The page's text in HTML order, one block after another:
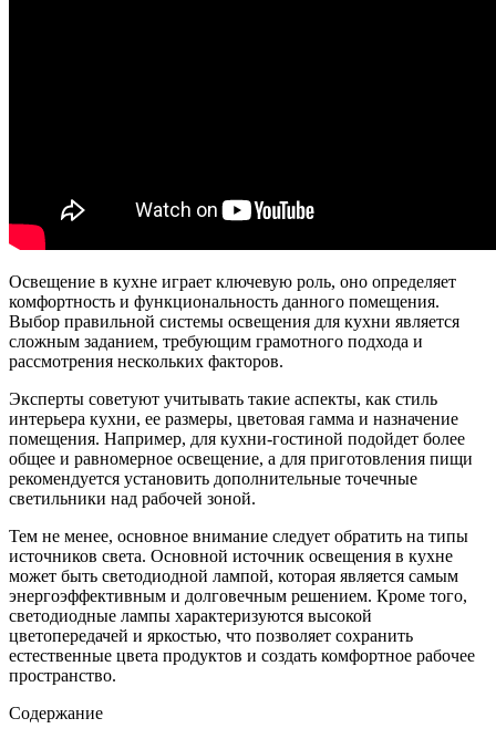
Освещение в кухне играет ключевую роль, оно определяет
комфортность и функциональность данного помещения.
Выбор правильной системы освещения для кухни является
сложным заданием, требующим грамотного подхода и
рассмотрения нескольких факторов.
Эксперты советуют учитывать такие аспекты, как стиль
интерьера кухни, ее размеры, цветовая гамма и назначение
помещения. Например, для кухни-гостиной подойдет более
общее и равномерное освещение, а для приготовления пищи
рекомендуется установить дополнительные точечные
светильники над рабочей зоной.
Тем не менее, основное внимание следует обратить на типы
источников света. Основной источник освещения в кухне
может быть светодиодной лампой, которая является самым
энергоэффективным и долговечным решением. Кроме того,
светодиодные лампы характеризуются высокой
цветопередачей и яркостью, что позволяет сохранить
естественные цвета продуктов и создать комфортное рабочее
пространство.
Содержание